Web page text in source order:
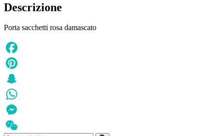
Descrizione
Porta sacchetti rosa damascato
Facebook
Pinterest
Snapchat
WhatsApp
Messenger